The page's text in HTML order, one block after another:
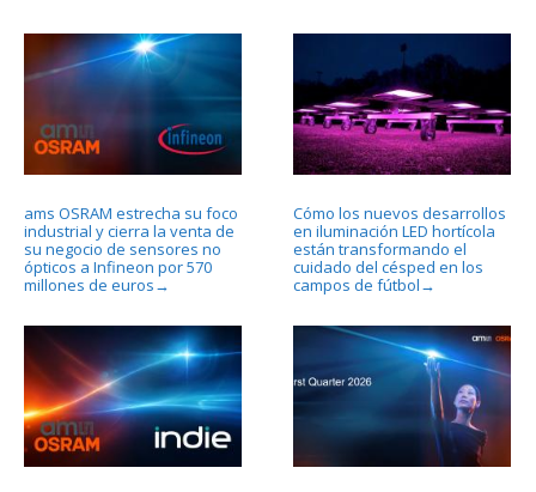
ams OSRAM estrecha su foco
industrial y cierra la venta de
su negocio de sensores no
ópticos a Infineon por 570
millones de euros →
Cómo los nuevos desarrollos
en iluminación LED hortícola
están transformando el
cuidado del césped en los
campos de fútbol →